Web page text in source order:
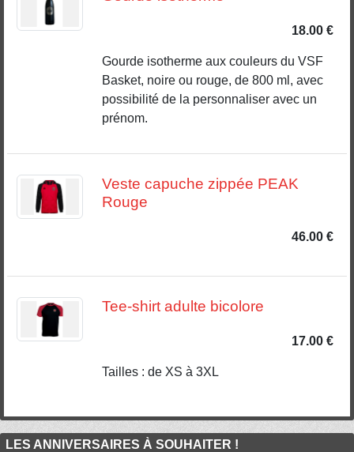
18.00 €
Gourde isotherme aux couleurs du VSF
Basket, noire ou rouge, de 800 ml, avec
possibilité de la personnaliser avec un
prénom.
Veste capuche zippée PEAK
Rouge
46.00 €
Tee-shirt adulte bicolore
17.00 €
Tailles : de XS à 3XL
LES ANNIVERSAIRES À SOUHAITER !